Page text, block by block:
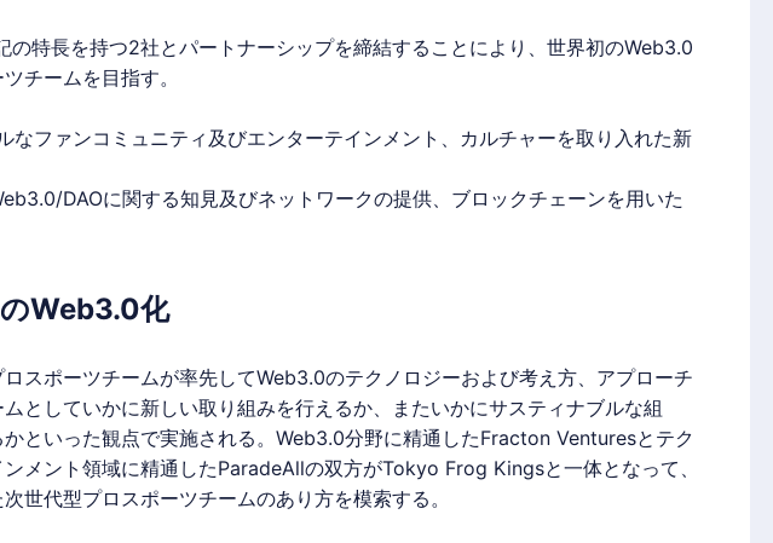
特長を持つ2社とパートナーシップを締結することにより、世界初のWeb3.0
チームを目指す。
なファンコミュニティ及びエンターテインメント、カルチャーを取り入れた新
DAOに関する知見及びネットワークの提供、 ブロックチェーンを用いた
Web3.0化
スポーツチームが率先してWeb3.0のテクノロジーおよび考え方、アプローチ
としていかに新しい取り組みを行えるか、またいかにサスティナブルな組
といった観点で実施される。Web3.0分野に精通したFracton Venturesとテク
メント領域に精通したParadeAllの双方がTokyo Frog Kingsと一体となって、
世代型プロスポーツチームのあり方を模索する。